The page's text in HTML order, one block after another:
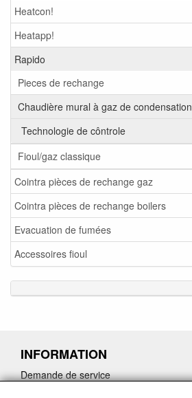
Heatcon!
Heatapp!
Rapido
Pieces de rechange
Chaudière mural à gaz de condensation
Technologie de côntrole
Fioul/gaz classique
Cointra pièces de rechange gaz
Cointra pièces de rechange boilers
Evacuation de fumées
Accessoires fioul
INFORMATION
Demande de service